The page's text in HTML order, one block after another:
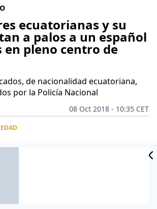
ecuatorianas y su
a palos a un español
en pleno centro de
de nacionalidad ecuatoriana,
por la Policía Nacional
08 Oct 2018 - 10:35 CET